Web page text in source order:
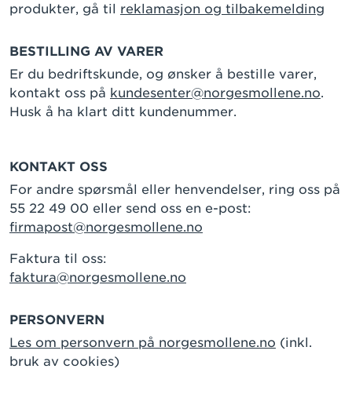
produkter, gå til reklamasjon og tilbakemelding
BESTILLING AV VARER
Er du bedriftskunde, og ønsker å bestille varer,
kontakt oss på kundesenter@norgesmollene.no.
Husk å ha klart ditt kundenummer.
KONTAKT OSS
For andre spørsmål eller henvendelser, ring oss på
55 22 49 00 eller send oss en e-post:
firmapost@norgesmollene.no
Faktura til oss:
faktura@norgesmollene.no
PERSONVERN
Les om personvern på norgesmollene.no (inkl.
bruk av cookies)